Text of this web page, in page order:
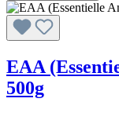
EAA
500g